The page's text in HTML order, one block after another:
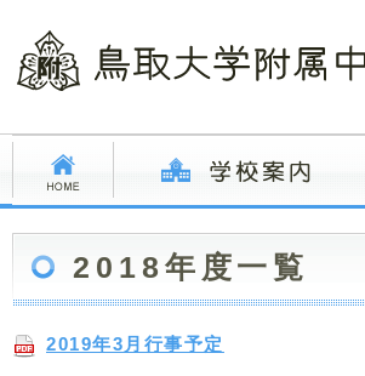
2018年度一覧
2019年3月行事予定